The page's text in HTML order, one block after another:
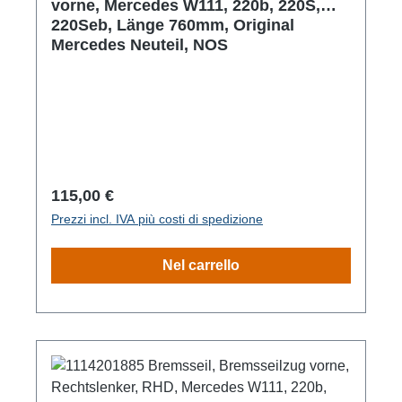
vorne, Mercedes W111, 220b, 220S,
220Seb, Länge 760mm, Original
Mercedes Neuteil, NOS
Prezzo normale:
115,00 €
Prezzi incl. IVA più costi di spedizione
Nel carrello